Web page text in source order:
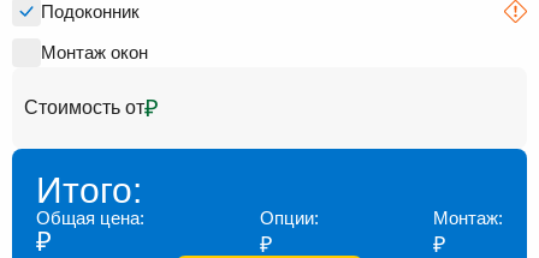
Подоконник
Монтаж окон
Стоимость от₽
Итого:
Общая цена:
₽
Опции:
₽
Монтаж:
₽